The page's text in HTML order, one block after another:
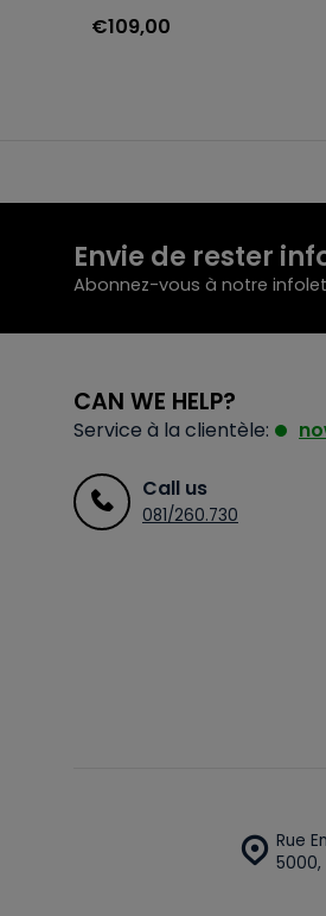
€109,00
Envie de rester
Abonnez-vous à notre
CAN WE HELP?
Service à la clientèle:
Call us
081/260.730
Rue
5000,